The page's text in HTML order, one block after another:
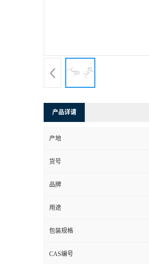
产品详请
产地
货号
品牌
用途
包装规格
CAS编号